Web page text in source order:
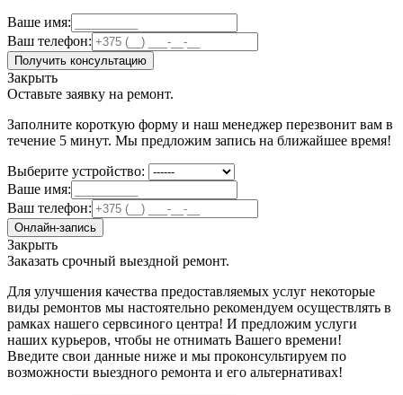
Ваше имя:
Ваш телефон:
Получить консультацию
Закрыть
Оставьте заявку на ремонт.
Заполните короткую форму и наш менеджер перезвонит вам в
течение 5 минут. Мы предложим запись на ближайшее время!
Выберите устройство:
Ваше имя:
Ваш телефон:
Онлайн-запись
Закрыть
Заказать срочный выездной ремонт.
Для улучшения качества предоставляемых услуг некоторые
виды ремонтов мы настоятельно рекомендуем осуществлять в
рамках нашего сервсиного центра! И предложим услуги
наших курьеров, чтобы не отнимать Вашего времени!
Введите свои данные ниже и мы проконсультируем по
возможности выездного ремонта и его альтернативах!